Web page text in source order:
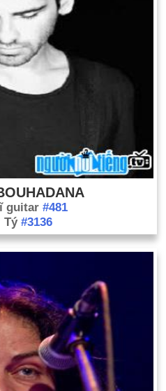
guitar #481
Tý #3136